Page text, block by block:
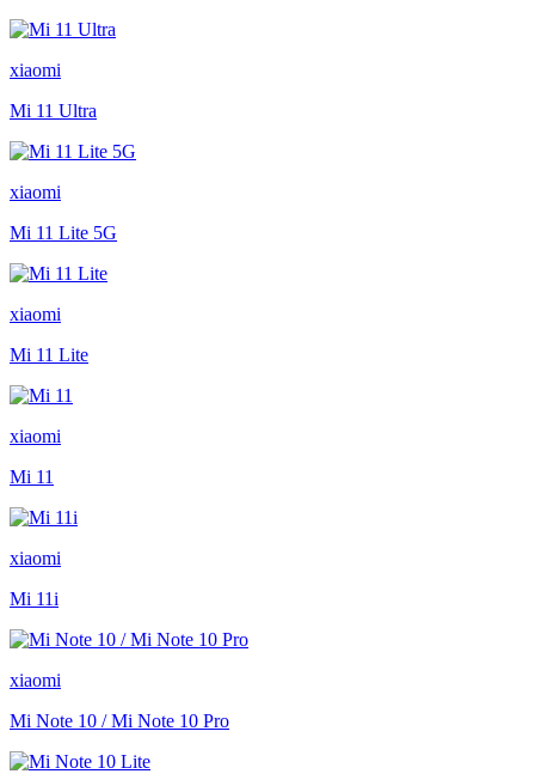
xiaomi
Mi 11 Ultra
xiaomi
Mi 11 Lite 5G
xiaomi
Mi 11 Lite
xiaomi
Mi 11
xiaomi
Mi 11i
xiaomi
Mi Note 10 / Mi Note 10 Pro